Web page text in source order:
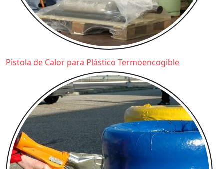
Pistola de Calor para Plástico Termoencogible